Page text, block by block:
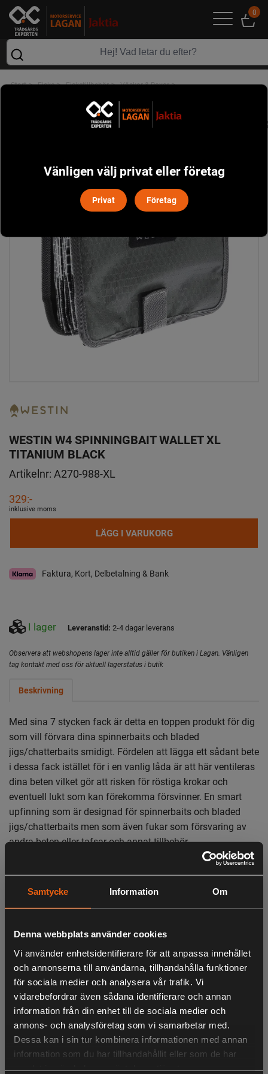
Samtycke Information Om
Denna webbplats använder cookies
Vi använder enhetsidentifierare för att anpassa innehållet
och annonserna till användarna, tillhandahålla funktioner
för sociala medier och analysera vår trafik. Vi
vidarebefordrar även sådana identifierare och annan
information från din enhet till de sociala medier och
annons- och analysföretag som vi samarbetar med.
Dessa kan i sin tur kombinera informationen med annan
information som du har tillhandahållit eller som de har
0
Start> Fiske> Fisketillbehör> Väskor & Boxar>
WESTIN W4 SPINNINGBAIT WALLET XL
TITANIUM BLACK
Artikelnr: A270-988-XL
329:-
inklusive moms
LÄGG I VARUKORG
Faktura, Kort, Delbetalning & Bank
I lager Leveranstid: 2-4 dagar leverans
Observera att webshopens lager inte alltid gäller för butiken i Lagan. Vänligen
tag kontakt med oss för aktuell lagerstatus i butik
Beskrivning
Med sina 7 stycken fack är detta en toppen produkt för dig
som vill förvara dina spinnerbaits och bladed
jigs/chatterbaits smidigt. Fördelen att lägga ett sådant bete
i dessa fack istället för i en vanlig låda är att här ventileras
dina beten vilket gör att risken för röstiga krokar och
eventuell lukt som kan förekomma försvinner. En smart
upfinning som är designad för spinnerbaits och bladed
jigs/chatterbaits men som även fukar som försvaring av
andra beten eller tafsar och annat tillbehör.
OBS färgen på produkten kan upplevas lite mörkare och
svartare än vad bilden visar.
Vattentåliga material
Sju avtagbara kraftiga fickor (20x13cm)
Ventilerad design med gummerat nät och blixtlås
Speciellt designad för spinnerbaits, men fungerar för alla
typer av tillbehör
Bärhandtag Kardborrefäste
LIKNANDE PRODUKTER
Vänligen välj privat eller företag
Privat Företag